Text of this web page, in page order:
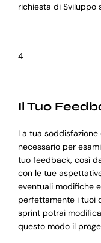
richiesta di Sviluppo
4
Il Tuo
La tua
necessario per
tuo feedback, così
con le tue
eventuali modifiche
perfettamente i tuoi
sprint potrai
questo modo il